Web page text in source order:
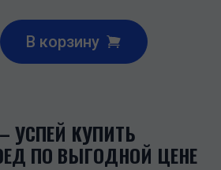
В корзину
УСПЕЙ КУПИТЬ
ПО ВЫГОДНОЙ ЦЕНЕ